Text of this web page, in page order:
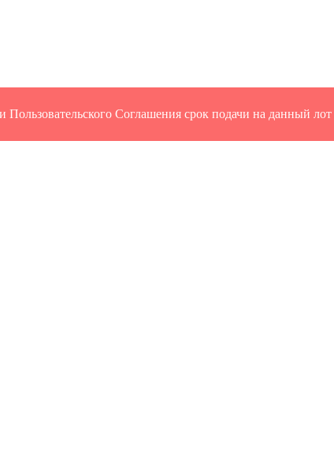
Пользовательского Соглашения срок подачи на данный лот